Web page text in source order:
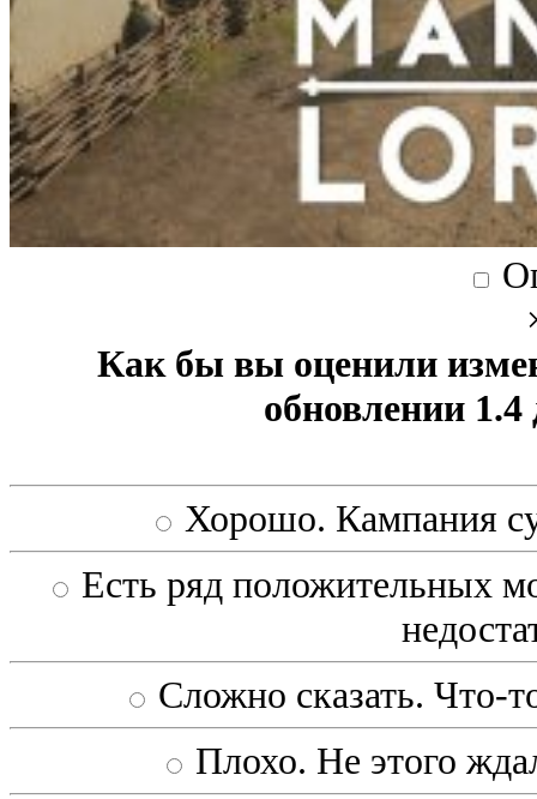
Как бы вы оценили
обновлении
Хорошо. Кампания
Есть ряд положительных
Сложно сказать. Что-
Плохо. Не этого